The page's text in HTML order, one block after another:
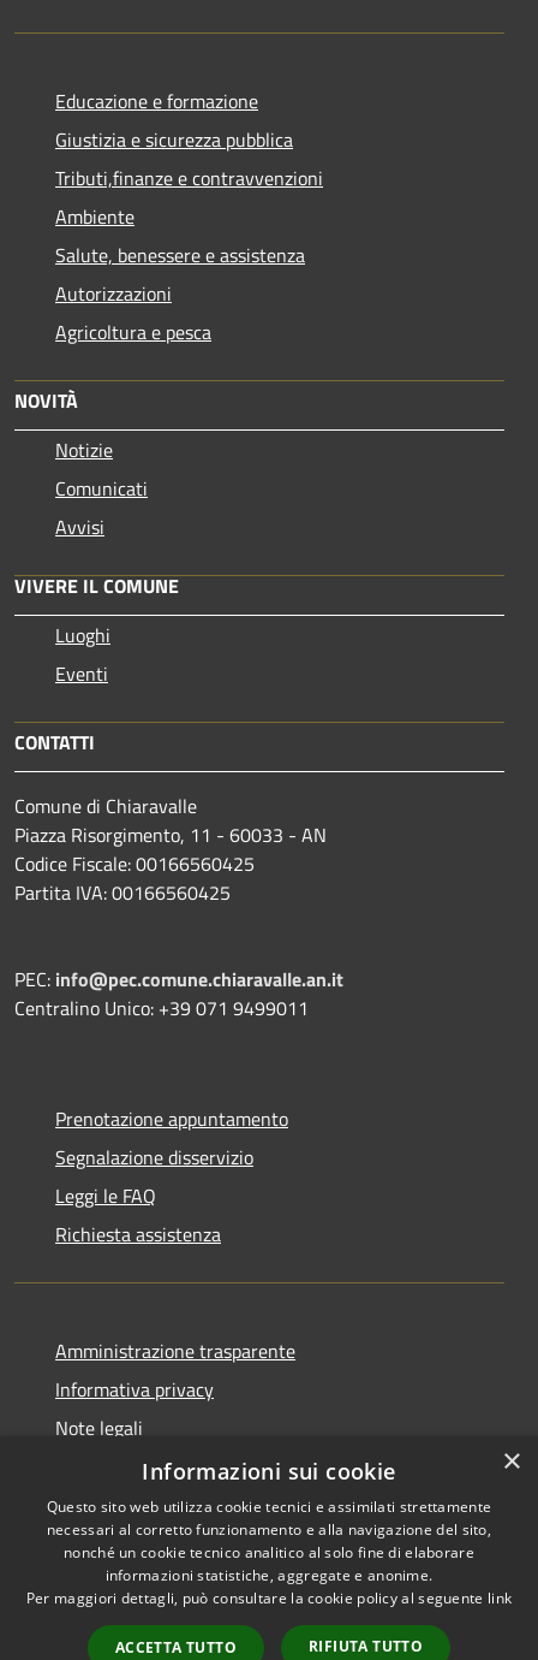
Educazione e formazione
Giustizia e sicurezza pubblica
Tributi,finanze e contravvenzioni
Ambiente
Salute, benessere e assistenza
Autorizzazioni
Agricoltura e pesca
NOVITÀ
Notizie
Comunicati
Avvisi
VIVERE IL COMUNE
Luoghi
Eventi
CONTATTI
Comune di Chiaravalle
Piazza Risorgimento, 11 - 60033 - AN
Codice Fiscale: 00166560425
Partita IVA: 00166560425
PEC: info@pec.comune.chiaravalle.an.it
Centralino Unico: +39 071 9499011
Prenotazione appuntamento
Segnalazione disservizio
Leggi le FAQ
Richiesta assistenza
Amministrazione trasparente
Informativa privacy
Note legali
Dichiarazione di accessibilità
RSS
Accessibilità
Copyright © 2026 • Comune di
Chiaravalle • Powered by
Municipium• Accesso
×
Informazioni sui cookie
Questo sito web utilizza cookie tecnici e assimilati strettamente
necessari al corretto funzionamento e alla navigazione del sito,
nonché un cookie tecnico analitico al solo fine di elaborare
informazioni statistiche, aggregate e anonime.
Per maggiori dettagli, può consultare la cookie policy al seguente link
ACCETTA TUTTO RIFIUTA TUTTO